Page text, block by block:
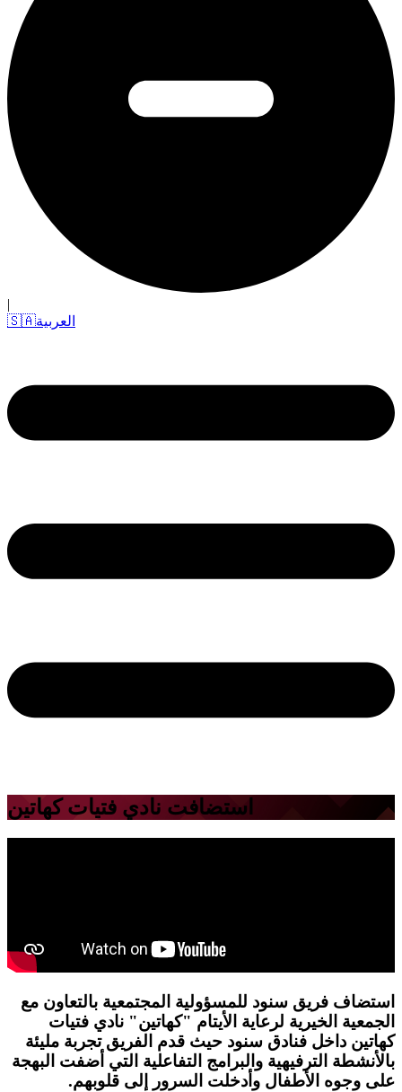
|
🇸🇦العربية
استضافت نادي فتيات كهاتين
استضاف فريق سنود للمسؤولية المجتمعية بالتعاون مع
الجمعية الخيرية لرعاية الأيتام "كهاتين" نادي فتيات
كهاتين داخل فنادق سنود حيث قدم الفريق تجربة مليئة
بالأنشطة الترفيهية والبرامج التفاعلية التي أضفت البهجة
على وجوه الأطفال وأدخلت السرور إلى قلوبهم.